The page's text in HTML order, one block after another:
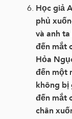
Học giả
phủ
và anh
đến mắt
Hỏa
đến một
không
đến mắt
chân